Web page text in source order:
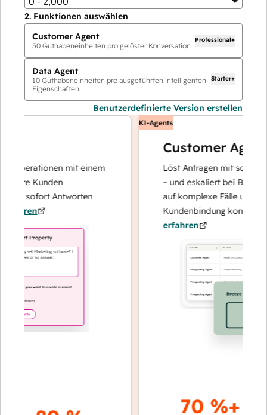
2. Funktionen auswählen
Customer Agent
50 Guthabeneinheiten pro gelöster Konversation
Professional+
Data Agent
10 Guthabeneinheiten pro ausgeführten intelligenten
Eigenschaften
Starter+
Benutzerdefinierte Version erstellen
mit einem
Kunden
sofort Antworten
KI-Agents
Customer Agent
Löst Anfragen mit schnellen,
– und eskaliert bei Bedarf,
auf komplexe Fälle und den
Kundenbindung
erfahren
70 %+